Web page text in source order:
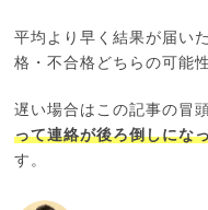
平均より早く結果が届い
格・不合格どちらの可能
遅い場合はこの記事の冒
って連絡が後ろ倒しにな
す。